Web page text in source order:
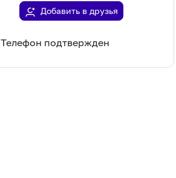
Добавить в друзья
Телефон подтвержден